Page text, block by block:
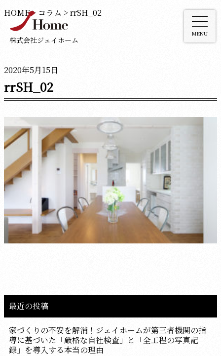
株式会社ジェイホーム
MENU
HOME> コラム > rrSH_02
2020年5月15日
rrSH_02
最近の投稿
家づくりの不安を解消！ジェイホームが第三者機関の指
導に基づいた「厳格な自社検査」と「全工程の写真記
録」を導入する本当の理由